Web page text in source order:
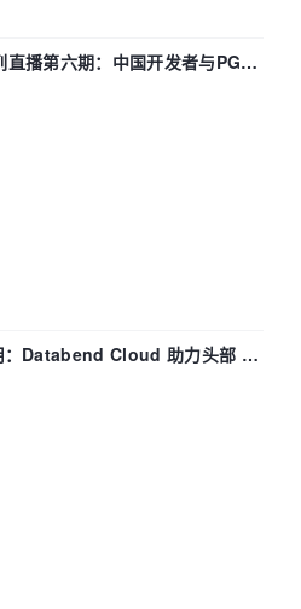
播第六期：中国开发者与PG内
献了什么？
：Databend Cloud 助力头部 AI
道